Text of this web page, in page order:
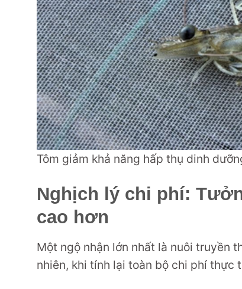
Tôm giảm khả năng hấp thụ dinh
Nghịch lý chi phí:
cao hơn
Một ngộ nhận lớn nhất là nuôi truyền
nhiên, khi tính lại toàn bộ chi phí thực